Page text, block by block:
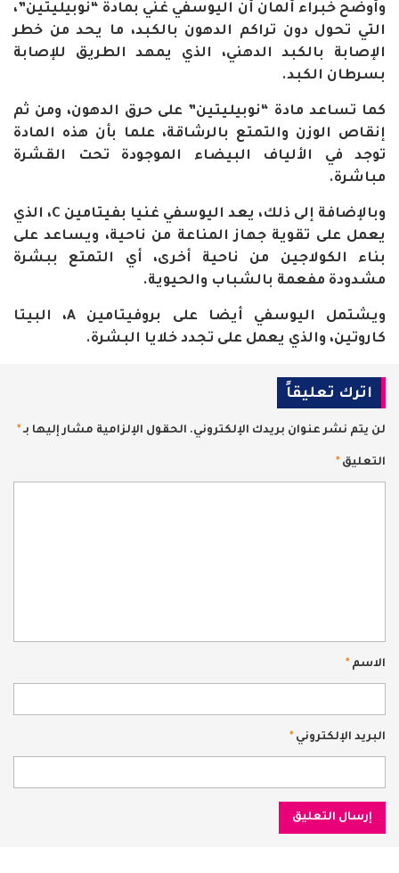
وأوضح خبراء ألمان أن اليوسفي غني بمادة “نوبيليتين”،
التي تحول دون تراكم الدهون بالكبد، ما يحد من خطر
الإصابة بالكبد الدهني، الذي يمهد الطريق للإصابة
بسرطان الكبد.
كما تساعد مادة “نوبيليتين” على حرق الدهون، ومن ثم
إنقاص الوزن والتمتع بالرشاقة، علما بأن هذه المادة
توجد في الألياف البيضاء الموجودة تحت القشرة
مباشرة.
وبالإضافة إلى ذلك، يعد اليوسفي غنيا بفيتامين C، الذي
يعمل على تقوية جهاز المناعة من ناحية، ويساعد على
بناء الكولاجين من ناحية أخرى، أي التمتع ببشرة
مشدودة مفعمة بالشباب والحيوية.
ويشتمل اليوسفي أيضا على بروفيتامين A، البيتا
كاروتين، والذي يعمل على تجدد خلايا البشرة.
اترك تعليقاً
لن يتم نشر عنوان بريدك الإلكتروني. الحقول الإلزامية مشار إليها بـ*
التعليق*
الاسم*
البريد الإلكتروني*